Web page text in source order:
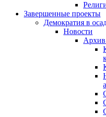
Завершенные проекты
Демократия в
Новости
Архив